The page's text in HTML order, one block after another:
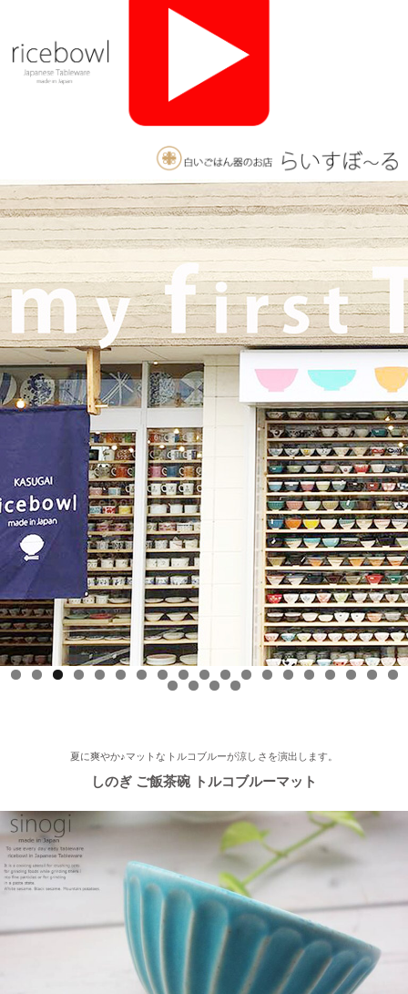
ざいます。軽井沢店2026年オープンしました！新商品をたくさ
んご用意しております。みなさまのご来店をお待ちしております
♪
碗。実店舗でも手にとっていただけます♪海外発送も承っており
2025/10/26
≪軽井沢店営業のお知らせ≫ いつもご覧いただきありがとうご
ざいます。軽井沢店2026年はGW頃オープンとなります！ご期待
くださいませ！！ 2025年は11月3日（火）
までの営業となり
ます。
2025/9/26
≪テレビで紹介されました≫ 2025年9月26日 東海テレビ 『ニュ
ースONE』 ひとつに特化で差別化！「東海地方の専門店」コー
ナーで白いごはん器のお店 らいすぼーる 春日井店が紹介されま
2025/9/17
≪中日新聞に掲載されました≫ 2025年9月17日 中日新聞朝刊18
面 近郊版 『わが街ぶらり探訪』コーナーにて白いごはん器のお
店 らいすぼーる 小牧店が紹介されました！ 近郊版(犬山、小牧
市、春日井市、豊山町、扶桑町、大口町)の地域の方、ぜひご覧
ください～★
2025/8/17
介されました。
2025/7/23
≪軽井沢店オープンしております！≫ 今シーズンも元気に営業
中！実店舗でしか取り扱ってない商品たくさんご用意しておりま
す♪ みなさまのご来店、お待ちしております。
2025/5/9
≪らいすぼ～るのお皿がパッケージに使用されました！≫ 5月7
日（水）に発売『よしもとカレー 北海道こしみず 三種のじゃが
0 1 2 3 4 5 6 7 8 9
0 1 2 3
夏に爽やか♪マットなトルコブルーが涼しさを演出します。
しのぎ ご飯茶碗 トルコブルーマット